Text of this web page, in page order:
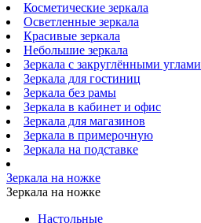
Косметические зеркала
Осветленные зеркала
Красивые зеркала
Небольшие зеркала
Зеркала с закруглёнными углами
Зеркала для гостиниц
Зеркала без рамы
Зеркала в кабинет и офис
Зеркала для магазинов
Зеркала в примерочную
Зеркала на подставке
Зеркала на ножке
Зеркала на ножке
Настольные